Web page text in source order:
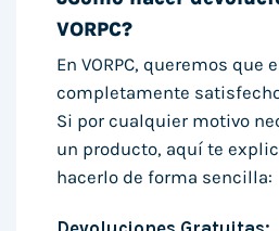
VORPC?
En VORPC, queremos que
completamente
Si por cualquier motivo
un producto, aquí te
hacerlo de forma sencilla: